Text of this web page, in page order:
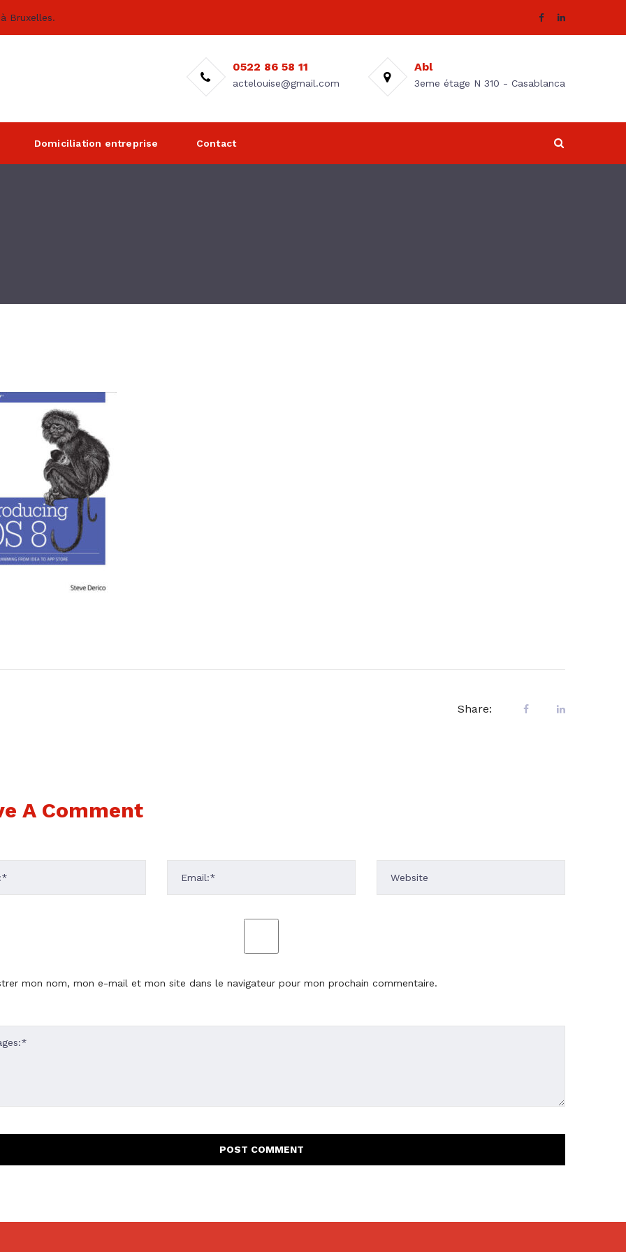
Bruxelles.
0522 86 58 11
actelouise@gmail.com
Abl
3eme étage N 310 - Casablanca
Domiciliation entreprise Contact
Share:
A Comment
mon nom, mon e-mail et mon site dans le navigateur pour mon prochain commentaire.